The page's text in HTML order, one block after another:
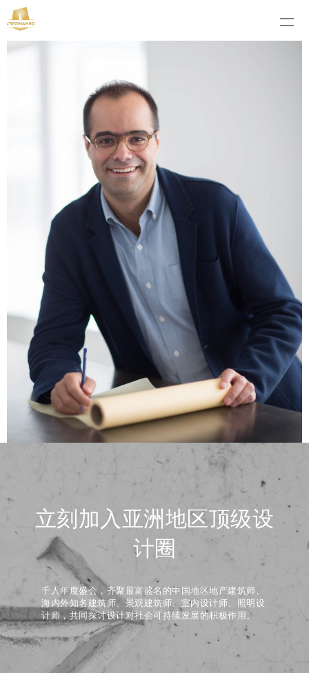
立刻加入亚洲地区顶级设
计圈
千人年度盛会，齐聚最富盛名的中国地区地产建筑师、
海内外知名建筑师、景观建筑师、室内设计师、照明设
计师，共同探讨设计对社会可持续发展的积极作用。